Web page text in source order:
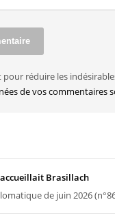
pour réduire les
de vos commentaires
Brasillach
de juin 2026